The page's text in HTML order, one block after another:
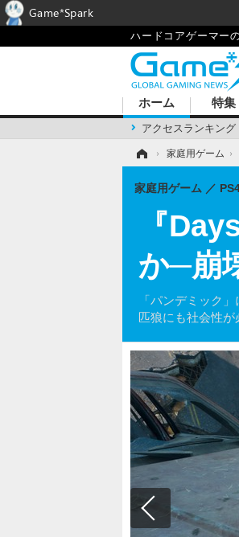
ハードコアゲーマー
ホーム
アクセスランキング
特集
› 家庭用ゲーム ›
『
か─崩
「パンデミック
匹狼にも社会性が
家庭用ゲーム
Game*Spark